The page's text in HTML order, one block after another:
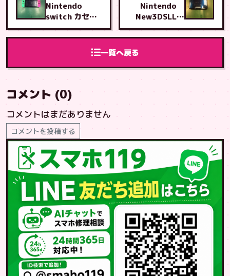
Nintendo
switch カセッ
トスロットル交
換修理
一覧へ戻る
Nintendo
New3DSLL
カセットスロッ
トル交換修理
コメント (0)
コメントはまだありません
コメントを投稿する